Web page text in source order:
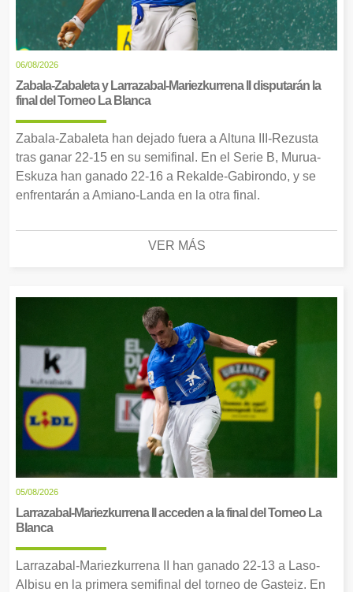
06/08/2026
Zabala-Zabaleta y Larrazabal-Mariezkurrena II disputarán la
final del Torneo La Blanca
Zabala-Zabaleta han dejado fuera a Altuna III-Rezusta
tras ganar 22-15 en su semifinal. En el Serie B, Murua-
Eskuza han ganado 22-16 a Rekalde-Gabirondo, y se
enfrentarán a Amiano-Landa en la otra final.
VER MÁS
05/08/2026
Larrazabal-Mariezkurrena II acceden a la final del Torneo La
Blanca
Larrazabal-Mariezkurrena II han ganado 22-13 a Laso-
Albisu en la primera semifinal del torneo de Gasteiz. En